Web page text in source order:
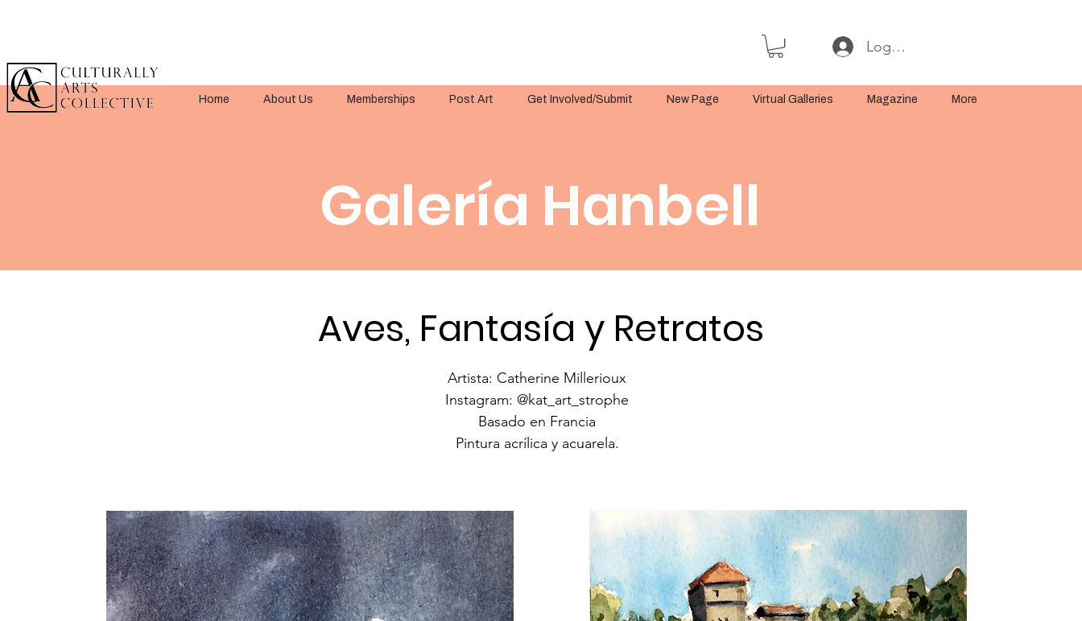
Log In or Sign Up
Home About Us Memberships Post Art Get Involved/Submit New Page Virtual Galleries Magazine More
Galería Hanbell
Aves, Fantasía y Retratos
Artista: Catherine Millerioux
Instagram: @kat_art_strophe
Basado en Francia
Pintura acrílica y acuarela.